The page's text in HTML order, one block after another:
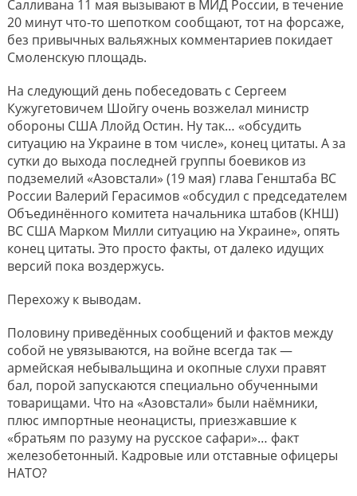
Салливана 11 мая вызывают в МИД России, в течение
20 минут что-то шепотком сообщают, тот на форсаже,
без привычных вальяжных комментариев покидает
Смоленскую площадь.
На следующий день побеседовать с Сергеем
Кужугетовичем Шойгу очень возжелал министр
обороны США Ллойд Остин. Ну так… «обсудить
ситуацию на Украине в том числе», конец цитаты. А за
сутки до выхода последней группы боевиков из
подземелий «Азовстали» (19 мая) глава Генштаба ВС
России Валерий Герасимов «обсудил с председателем
Объединённого комитета начальника штабов (КНШ)
ВС США Марком Милли ситуацию на Украине», опять
конец цитаты. Это просто факты, от далеко идущих
версий пока воздержусь.
Перехожу к выводам.
Половину приведённых сообщений и фактов между
собой не увязываются, на войне всегда так —
армейская небывальщина и окопные слухи правят
бал, порой запускаются специально обученными
товарищами. Что на «Азовстали» были наёмники,
плюс импортные неонацисты, приезжавшие к
«братьям по разуму на русское сафари»… факт
железобетонный. Кадровые или отставные офицеры
НАТО?